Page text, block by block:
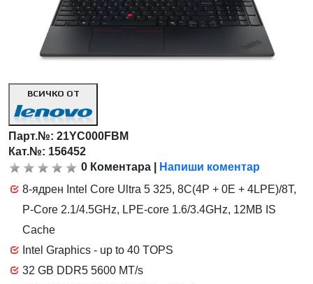
ВСИЧКО ОТ
Парт.№:21YC000FBM
Кат.№: 156452
0 Коментара
Напиши коментар
8-ядрен Intel Core Ultra 5 325, 8C(4P + 0E + 4LPE)/8T,
P-Core 2.1/4.5GHz, LPE-core 1.6/3.4GHz, 12MB IS
Cache
Intel Graphics - up to 40 TOPS
32 GB DDR5 5600 MT/s